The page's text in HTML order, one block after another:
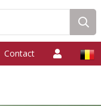
Contact